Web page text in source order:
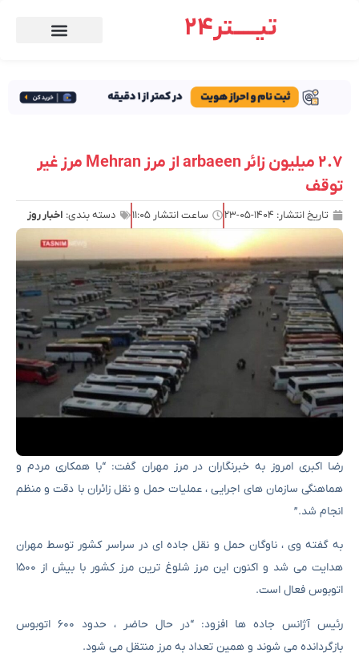
تیـــــتر24
۲.۷ میلیون زائر arbaeen از مرز Mehran مرز غیر
توقف
تاریخ انتشار: ۱۴۰۴-۰۵-۲۳ ساعت انتشار ۱۱:۰۵ دسته بندی: اخبار روز
رضا اکبری امروز به خبرنگاران در مرز مهران گفت: “با همکاری مردم و
هماهنگی سازمان های اجرایی ، عملیات حمل و نقل زائران با دقت و منظم
انجام شد.”
به گفته وی ، ناوگان حمل و نقل جاده ای در سراسر کشور توسط مهران
هدایت می شد و اکنون این مرز شلوغ ترین مرز کشور با بیش از ۱۵۰۰
اتوبوس فعال است.
رئیس آژانس جاده ها افزود: “در حال حاضر ، حدود ۶۰۰ اتوبوس
بازگردانده می شوند و همین تعداد به مرز منتقل می شود.